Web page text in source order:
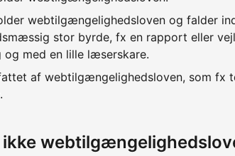
webtilgængelighedsloven og falder
stor byrde, fx en rapport eller
og med en lille læserskare.
af webtilgængelighedsloven, som fx